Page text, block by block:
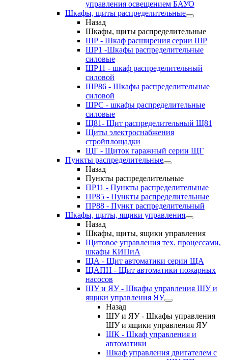
управления освещением БАУО
Шкафы, щиты распределительные
Назад
Шкафы, щиты распределительные
ШР - Шкаф расширения серии ШР
ШР1 -Шкафы распределительные
силовые
ШР11 - шкаф распределительный
силовой
ШР86 - Шкафы распределительные
силовой
ШРС - шкафы распределительные
силовые
Щ81- Щит распределительный Щ81
Щиты электроснабжения
стройплощадки
ЩГ - Щиток гаражный серии ЩГ
Пункты распределительные
Назад
Пункты распределительные
ПР11 - Пункты распределительные
ПР85 - Пункты распределительные
ПР88 - Пункт распределительный
Шкафы, щиты, ящики управления
Назад
Шкафы, щиты, ящики управления
Щитовое управления тех. процессами,
шкафы КИПиА
ЩА - Щит автоматики серии ЩА
ЩАПН - Щит автоматики пожарных
насосов
ШУ и ЯУ - Шкафы управления ШУ и
ящики управления ЯУ
Назад
ШУ и ЯУ - Шкафы управления
ШУ и ящики управления ЯУ
ШК - Шкаф управления и
автоматики
Шкаф управления двигателем с